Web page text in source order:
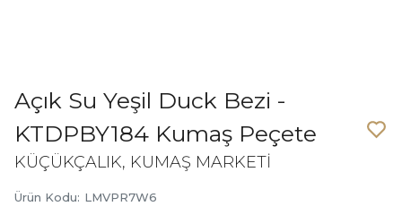
Açık Su Yeşil Duck Bezi -
KTDPBY184 Kumaş Peçete
KÜÇÜKÇALIK, KUMAŞ MARKETİ
Ürün Kodu: LMVPR7W6